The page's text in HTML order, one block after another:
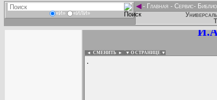
«И» «ИЛИ»
◄- Главная - Сервис-
◄ СМЕНИТЬ ► ▼ О СТРАНИЦЕ ▼
.